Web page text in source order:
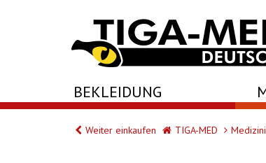
BEKLEIDUNG
Weiter einkaufen TIGA-MED